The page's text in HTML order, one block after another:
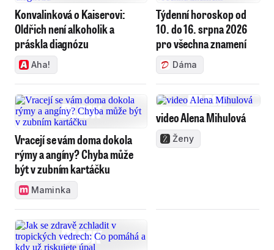
Konvalinková o Kaiserovi:
Oldřich není alkoholik a
práskla diagnózu
Aha!
Týdenní horoskop od
10. do 16. srpna 2026
pro všechna znamení
Dáma
Vracejí se vám doma dokola
rýmy a angíny? Chyba může
být v zubním kartáčku
Maminka
video Alena Mihulová
Ženy